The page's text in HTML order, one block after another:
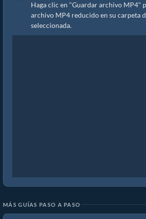
Haga clic en "Guardar archivo MP4"
archivo MP4 reducido en su carpeta
seleccionada.
MÁS GUÍAS PASO A PASO